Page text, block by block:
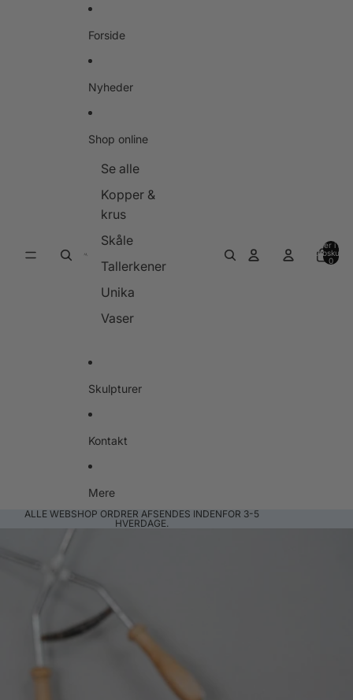
Forside
Nyheder
Shop online
Se alle
Kopper &
krus
Skåle
Tallerkener
Unika
Vaser
Skulpturer
Kontakt
Mere
Varer i alt i
0
ALLE WEBSHOP ORDRER AFSENDES INDENFOR 3-5
HVERDAGE.
Gå til produktoplysninger